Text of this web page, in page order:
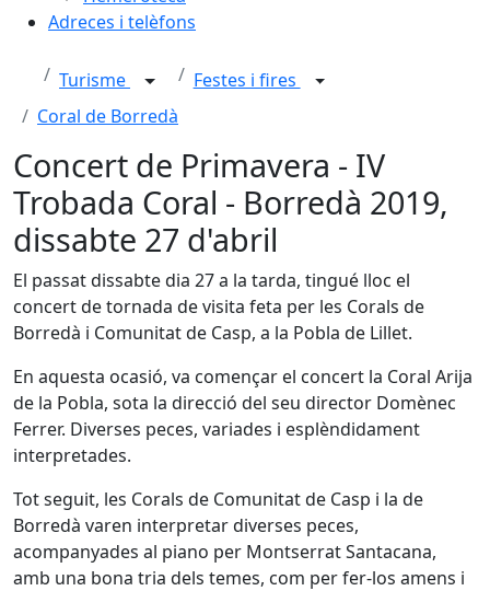
Adreces i telèfons
Turisme
Festes i fires
Coral de Borredà
Concert de Primavera - IV
Trobada Coral - Borredà 2019,
dissabte 27 d'abril
El passat dissabte dia 27 a la tarda, tingué lloc el
concert de tornada de visita feta per les Corals de
Borredà i Comunitat de Casp, a la Pobla de Lillet.
En aquesta ocasió, va començar el concert la Coral Arija
de la Pobla, sota la direcció del seu director Domènec
Ferrer. Diverses peces, variades i esplèndidament
interpretades.
Tot seguit, les Corals de Comunitat de Casp i la de
Borredà varen interpretar diverses peces,
acompanyades al piano per Montserrat Santacana,
amb una bona tria dels temes, com per fer-los amens i